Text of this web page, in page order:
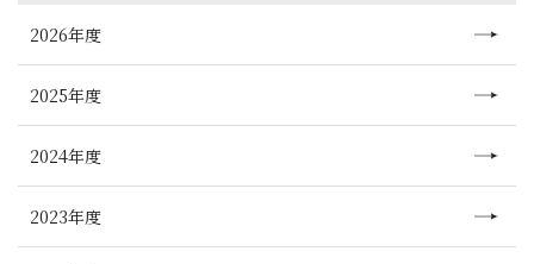
2026年度
2025年度
2024年度
2023年度